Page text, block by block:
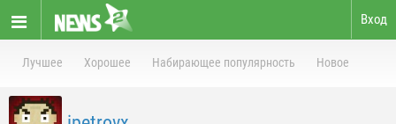
Вход
Лучшее Хорошее Набирающее популярность Новое